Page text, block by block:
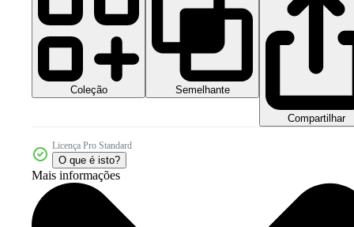
Coleção Semelhante
Compartilhar
Licença Pro Standard
O que é isto?
Mais informações